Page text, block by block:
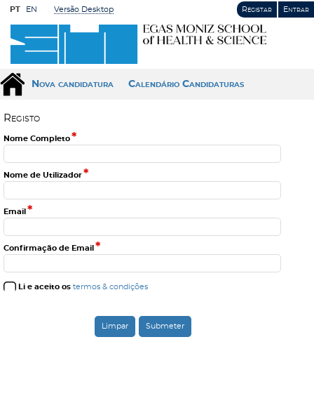
PT EN Versão Desktop Registar Entrar
Nova candidatura Calendário Candidaturas
Registo
Nome Completo*
Nome de Utilizador*
Email *
Confirmação de Email *
Li e aceito os termos & condições